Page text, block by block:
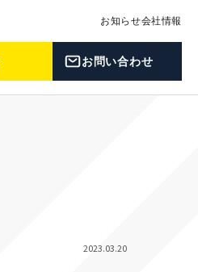
お知らせ会社情報
お問い合わせ
2023.03.20